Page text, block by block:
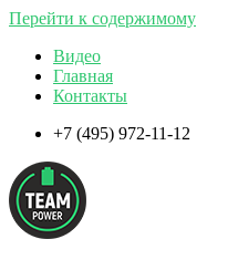
Перейти к содержимому
Видео
Главная
Контакты
+7 (495) 972-11-12